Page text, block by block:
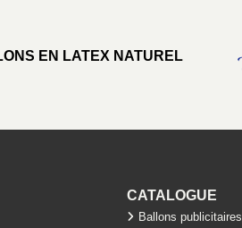
EN LATEX NATUREL
CATALOGUE
Ballons publicitaires